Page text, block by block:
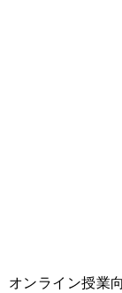
オンライン授業